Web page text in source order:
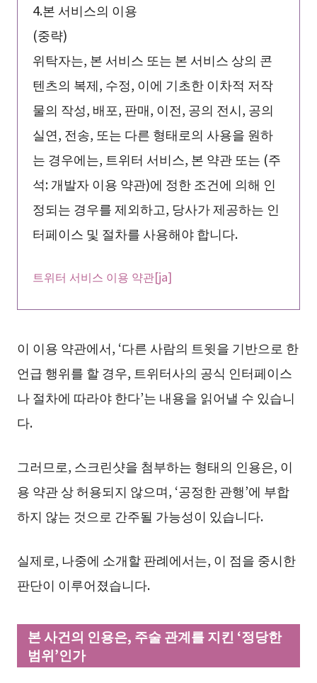
4.본 서비스의 이용
(중략)
위탁자는, 본 서비스 또는 본 서비스 상의 콘
텐츠의 복제, 수정, 이에 기초한 이차적 저작
물의 작성, 배포, 판매, 이전, 공의 전시, 공의
실연, 전송, 또는 다른 형태로의 사용을 원하
는 경우에는, 트위터 서비스, 본 약관 또는 (주
석: 개발자 이용 약관)에 정한 조건에 의해 인
정되는 경우를 제외하고, 당사가 제공하는 인
터페이스 및 절차를 사용해야 합니다.
트위터 서비스 이용 약관[ja]
이 이용 약관에서, ‘다른 사람의 트윗을 기반으로 한
언급 행위를 할 경우, 트위터사의 공식 인터페이스
나 절차에 따라야 한다’는 내용을 읽어낼 수 있습니
다.
그러므로, 스크린샷을 첨부하는 형태의 인용은, 이
용 약관 상 허용되지 않으며, ‘공정한 관행’에 부합
하지 않는 것으로 간주될 가능성이 있습니다.
실제로, 나중에 소개할 판례에서는, 이 점을 중시한
판단이 이루어졌습니다.
본 사건의 인용은, 주술 관계를 지킨 ‘정당한
범위’인가